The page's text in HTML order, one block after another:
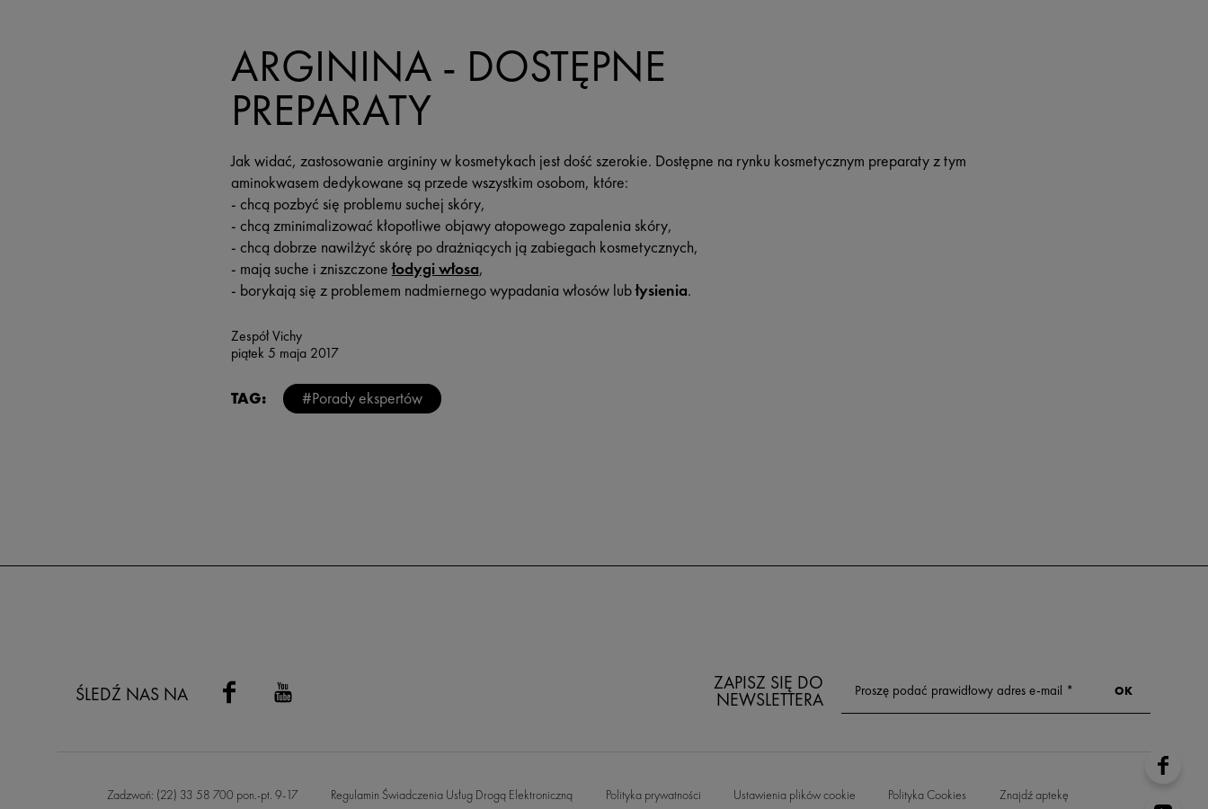
ARGININA - DOSTĘPNE
PREPARATY
Jak widać, zastosowanie argininy w kosmetykach jest dość szerokie. Dostępne na rynku kosmetycznym preparaty z tym
aminokwasem dedykowane są przede wszystkim osobom, które:
- chcą pozbyć się problemu suchej skóry,
- chcą zminimalizować kłopotliwe objawy atopowego zapalenia skóry,
- chcą dobrze nawilżyć skórę po drażniących ją zabiegach kosmetycznych,
- mają suche i zniszczonełodygi włosa,
- borykają się z problemem nadmiernego wypadania włosów lubłysienia.
Zespół Vichy
piątek 5 maja 2017
TAG: #Porady ekspertów
ZAPISZ SIĘ DO
NEWSLETTERA
ŚLEDŹ NAS NA
Zadzwoń: (22) 33 58 700 pon.-pt. 9-17 Regulamin Świadczenia Usług Drogą Elektroniczną Polityka prywatności Ustawienia plików cookie Polityka Cookies Znajdź aptekę